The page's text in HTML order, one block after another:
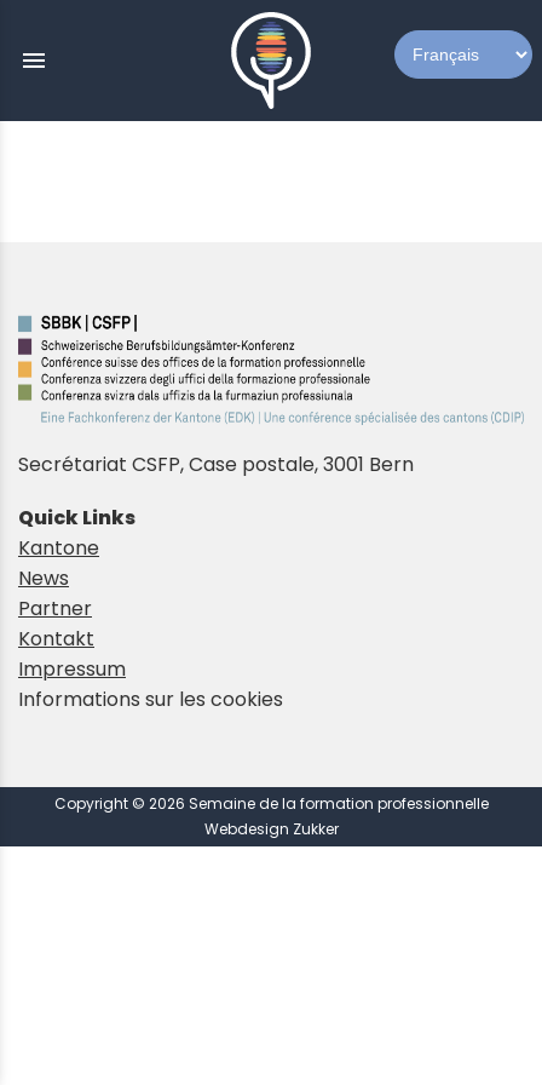
menu
Secrétariat CSFP,Case postale, 3001 Bern
Quick Links
Kantone
News
Partner
Kontakt
Impressum
Informations sur les cookies
Copyright © 2026 Semaine de la formation professionnelle
Webdesign Zukker